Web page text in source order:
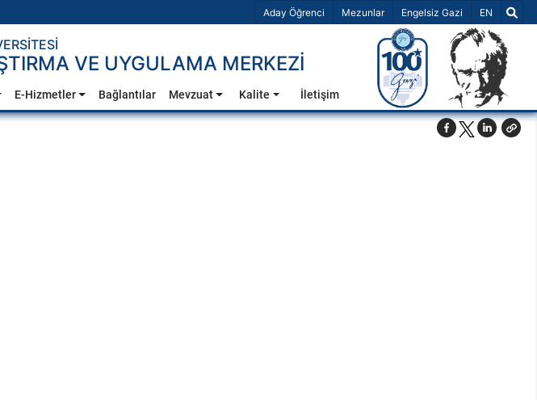
Aday Öğrenci Mezunlar Engelsiz Gazi Dil Seçiniz
EN
VE UYGULAMA MERKEZİ
E-Hizmetler Bağlantılar Mevzuat Kalite İletişim